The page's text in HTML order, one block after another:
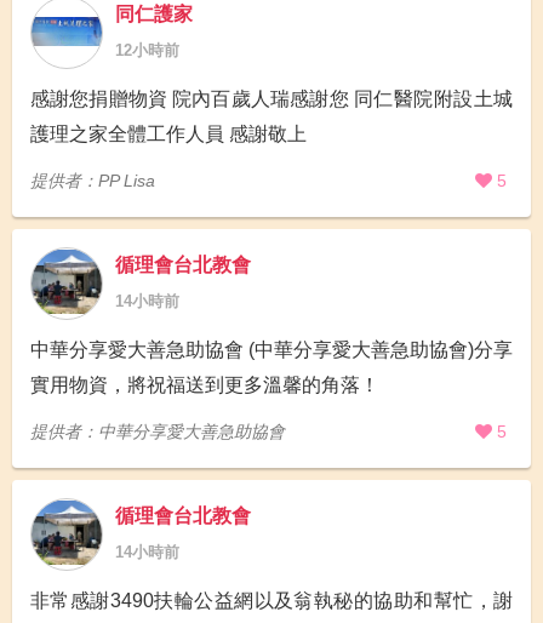
同仁護家
12小時前
感謝您捐贈物資 院內百歲人瑞感謝您 同仁醫院附設土城
護理之家全體工作人員 感謝敬上
提供者：PP Lisa 5
循理會台北教會
14小時前
中華分享愛大善急助協會 (中華分享愛大善急助協會)分享
實用物資，將祝福送到更多溫馨的角落！
提供者：中華分享愛大善急助協會 5
循理會台北教會
14小時前
非常感謝3490扶輪公益網以及翁執秘的協助和幫忙，謝